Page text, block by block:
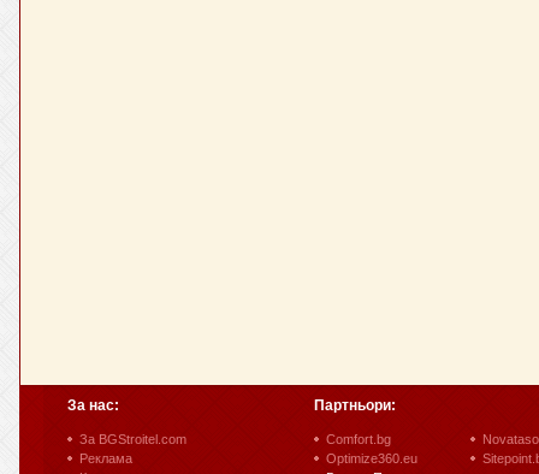
За нас:
За BGStroitel.com
Реклама
Партньори:
Comfort.bg
Optimize360.eu